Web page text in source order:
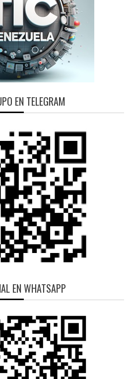
EN TELEGRAM
EN WHATSAPP